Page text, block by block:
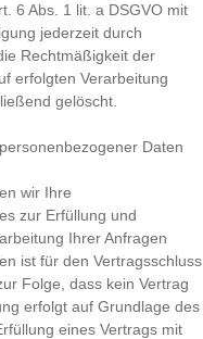
6 Abs. 1 lit. a DSGVO mit
jederzeit durch
Rechtmäßigkeit der
erfolgten Verarbeitung
gelöscht.
Daten
wir Ihre
zur Erfüllung und
Ihrer Anfragen
ist für den Vertragsschluss
Folge, dass kein Vertrag
erfolgt auf Grundlage des
eines Vertrags mit